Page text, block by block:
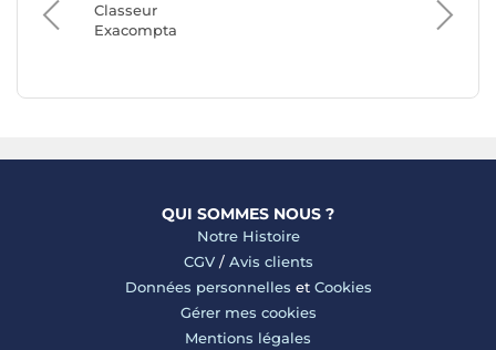
Classeur
Exacompta
QUI SOMMES NOUS ?
Notre Histoire
CGV/ Avis clients
Données personnelles et Cookies
Gérer mes cookies
Mentions légales